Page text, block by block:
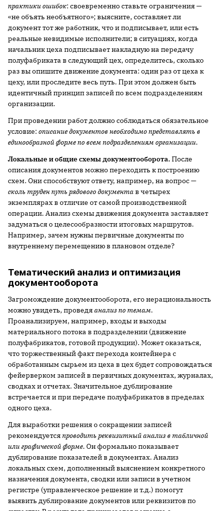
практики ошибок: своевременно ставьте ограничения —
«не объять необъятного»; выясните, составляет ли
документ тот же работник, что и подписывает, или есть
реальные невидимые исполнители; в ситуациях, когда
начальник цеха подписывает накладную на передачу
полуфабриката в следующий цех, определитесь, сколько
раз вы опишите движение документа: один раз от цеха к
цеху, или проследите весь путь. При этом должен быть
идентичный принцип записей по всем подразделениям
организации.
При проведении работ должно соблюдаться обязательное
условие: описание документов необходимо представлять в
единообразной форме по всем подразделениям организации.
Локальные и общие схемы документооборота. После
описания документов можно переходить к построению
схем. Они способствуют ответу, например, на вопрос —
сколь труден путь рядового документав четырех
экземплярах в отличие от самой производственной
операции. Анализ схемы движения документа заставляет
задуматься о целесообразности итоговых маршрутов.
Например, зачем нужны первичные документы по
внутреннему перемещению в плановом отделе?
Тематический анализ и оптимизация
документооборота
Загромождение документооборота, его нерациональность
можно увидеть, проведяанализ по темам.
Проанализируем, например, входы и выходы
материального потока в подразделении (движение
полуфабрикатов, готовой продукции). Может оказаться,
что торжественный факт перехода контейнера с
обработанным сырьем из цеха в цех будет сопровождаться
фейерверком записей в первичных документах, журналах,
сводках и отчетах. Значительное дублирование
встречается и при передаче полуфабрикатов в пределах
одного цеха.
Для выработки решения о сокращении записей
рекомендуетсяпроводить реквизитный анализ в табличной
или графической форме. Он формально показывает
дублирование показателей в документах. Анализ
локальных схем, дополненный выяснением конкретного
назначения документа, сводки или записи в учетном
регистре (управленческое решение и т.д.) помогут
выявить дублирование документов или реквизитов по